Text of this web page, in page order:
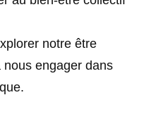
notre être
engager dans